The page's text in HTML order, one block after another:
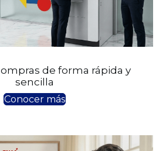
de forma rápida y
sencilla
Conocer más